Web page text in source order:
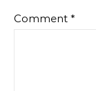
Comment *